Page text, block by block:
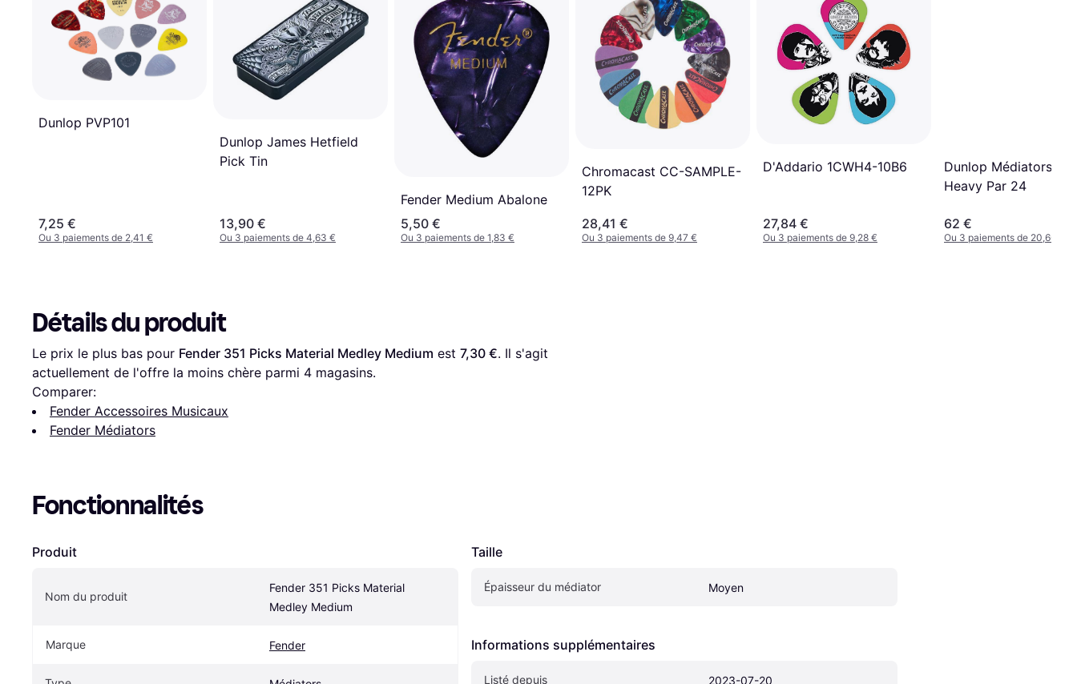
Dunlop PVP101
7,25 €
Ou 3 paiements de 2,41 €
Dunlop James Hetfield
Pick Tin
13,90 €
Ou 3 paiements de 4,63 €
Fender Medium Abalone
5,50 €
Ou 3 paiements de 1,83 €
Chromacast CC-SAMPLE-
12PK
28,41 €
Ou 3 paiements de 9,47 €
D'Addario 1CWH4-10B6
27,84 €
Ou 3 paiements de 9,28 €
Dunlop Médiators
Heavy Par 24
62 €
Ou 3 paiements de 20,66 €
Détails du produit
Le prix le plus bas pour Fender 351 Picks Material Medley Medium est 7,30 €. Il s'agit
actuellement de l'offre la moins chère parmi 4 magasins.
Comparer:
Fender Accessoires Musicaux
Fender Médiators
Fonctionnalités
Produit
Nom du produit
Fender 351 Picks Material
Medley Medium
Marque Fender
Taille
Épaisseur du médiator Moyen
Informations supplémentaires
Listé depuis 2023-07-20